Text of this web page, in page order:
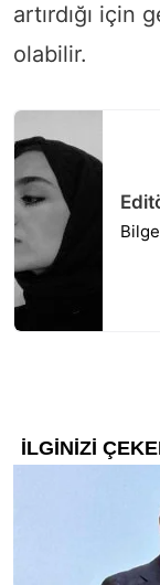
artırdığı için
olabilir.